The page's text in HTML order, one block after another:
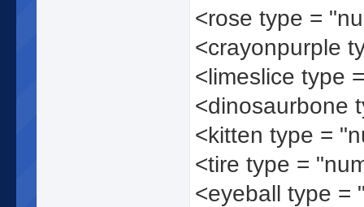
<rose type =
<crayonpurple
<limeslice type
<dinosaurbone
<kitten type =
<tire type =
<eyeball type =